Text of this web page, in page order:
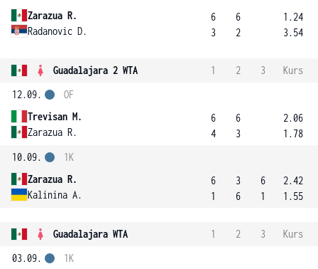
Zarazua R.
Radanovic D.
6
3
6
2
1.24
3.54
Guadalajara 2 WTA 1 2 3
Kurs
12.09.
Trevisan M.
Zarazua R.
OF
6
4
6
3
2.06
1.78
10.09.
Zarazua R.
Kalinina A.
1K
6
1
3
6
6
1
2.42
1.55
Guadalajara WTA 1 2 3
Kurs
03.09.
1K